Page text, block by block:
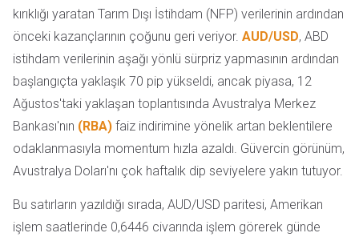
kırıklığı yaratan Tarım Dışı İstihdam (NFP) verilerinin ardından
önceki kazançlarının çoğunu geri veriyor. AUD/USD, ABD
istihdam verilerinin aşağı yönlü sürpriz yapmasının ardından
başlangıçta yaklaşık 70 pip yükseldi, ancak piyasa, 12
Ağustos'taki yaklaşan toplantısında Avustralya Merkez
Bankası'nın (RBA) faiz indirimine yönelik artan beklentilere
odaklanmasıyla momentum hızla azaldı. Güvercin görünüm,
Avustralya Doları'nı çok haftalık dip seviyelere yakın tutuyor.
Bu satırların yazıldığı sırada, AUD/USD paritesi, Amerikan
işlem saatlerinde 0,6446 civarında işlem görerek günde